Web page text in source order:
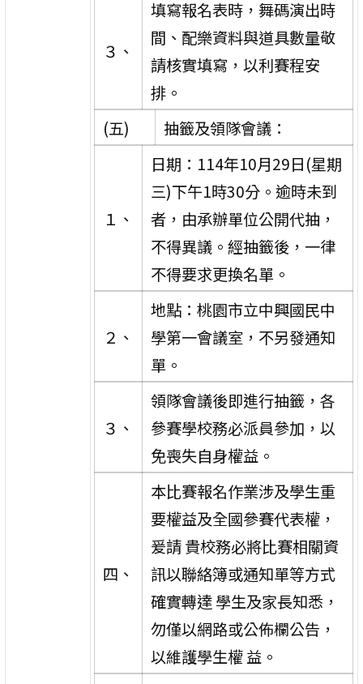
３、
填寫報名表時，舞碼演出時
間、配樂資料與道具數量敬
請核實填寫，以利賽程安
排。
(五)
抽籤及領隊會議：
１、
日期：114年10月29日(星期
三)下午1時30分。逾時未到
者，由承辦單位公開代抽，
不得異議。經抽籤後，一律
不得要求更換名單。
２、
地點：桃園市立中興國民中
學第一會議室，不另發通知
單。
３、
領隊會議後即進行抽籤，各
參賽學校務必派員參加，以
免喪失自身權益。
四、
本比賽報名作業涉及學生重
要權益及全國參賽代表權，
爰請 貴校務必將比賽相關資
訊以聯絡簿或通知單等方式
確實轉達 學生及家長知悉，
勿僅以網路或公佈欄公告，
以維護學生權 益。